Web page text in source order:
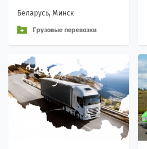
Беларусь, Минск
Грузовые перевозки